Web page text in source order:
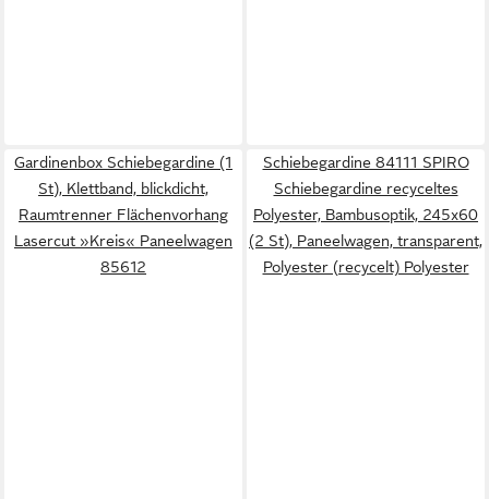
Gardinenbox Schiebegardine (1
St), Klettband, blickdicht,
Raumtrenner Flächenvorhang
Lasercut »Kreis« Paneelwagen
85612
Schiebegardine 84111 SPIRO
Schiebegardine recyceltes
Polyester, Bambusoptik, 245x60
(2 St), Paneelwagen, transparent,
Polyester (recycelt) Polyester